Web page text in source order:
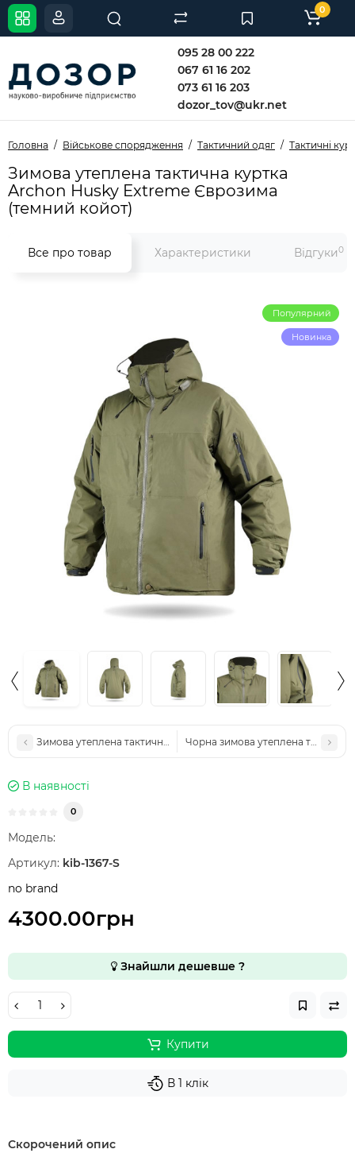
095 28 00 222
067 61 16 202
073 61 16 203
dozor_tov@ukr.net
0
Головна Військове спорядження Тактичний одяг Тактичні
Зимова утеплена тактична куртка
Archon Husky Extreme Єврозима
(темний койот)
Все про товар Характеристики Відгуки0
Популярний
Новинка
Зимова утеплена тактична куртка Archon Husky Extreme
Чорна зимова утеплена
В наявності
0
Модель:
Артикул: kib-1367-S
no brand
4300.00грн
Знайшли дешевше ?
Купити
В 1 клік
Скорочений опис